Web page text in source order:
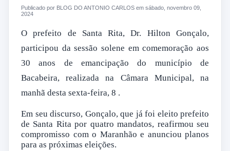
Publicado por BLOG DO ANTONIO CARLOS em sábado, novembro 09,
2024
O prefeito de Santa Rita, Dr. Hilton Gonçalo,
participou da sessão solene em comemoração aos
30 anos de emancipação do município de
Bacabeira, realizada na Câmara Municipal, na
manhã desta sexta-feira, 8 .
Em seu discurso, Gonçalo, que já foi eleito prefeito
de Santa Rita por quatro mandatos, reafirmou seu
compromisso com o Maranhão e anunciou planos
para as próximas eleições.